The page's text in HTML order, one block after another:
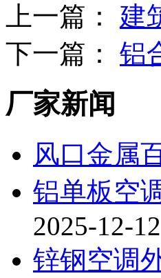
上一篇： 建
下一篇： 铝
厂家新闻
风口金属
铝单板空
2025-12-12
锌钢空调